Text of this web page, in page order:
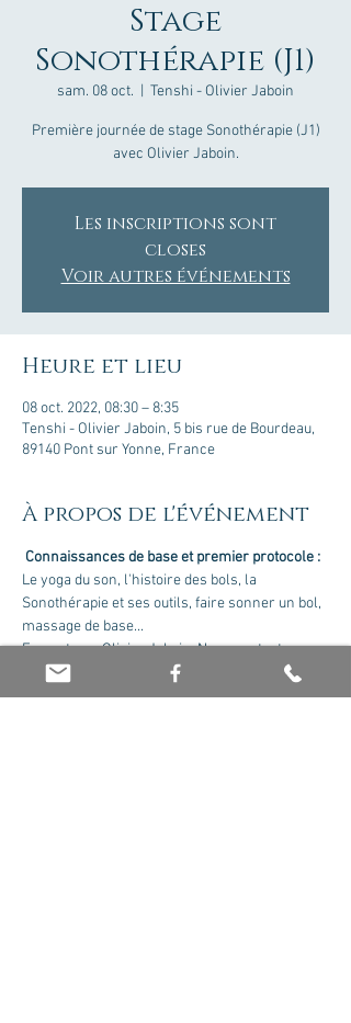
Stage
Sonothérapie (J1)
sam. 08 oct.
  |
Tenshi - Olivier Jaboin
Première journée de stage Sonothérapie (J1)
avec Olivier Jaboin.
Les inscriptions sont
closes
Voir autres événements
Heure et lieu
08 oct. 2022, 08:30 – 8:35
Tenshi - Olivier Jaboin, 5 bis rue de Bourdeau,
89140 Pont sur Yonne, France
À propos de l'événement
Connaissances de base et premier protocole :
Le yoga du son, l'histoire des bols, la
Sonothérapie et ses outils, faire sonner un bol,
massage de base...
Formateur : Olivier Jaboin. Nous contacter
pour recevoir le cursus complet.
Tarif : 175 euros la journée